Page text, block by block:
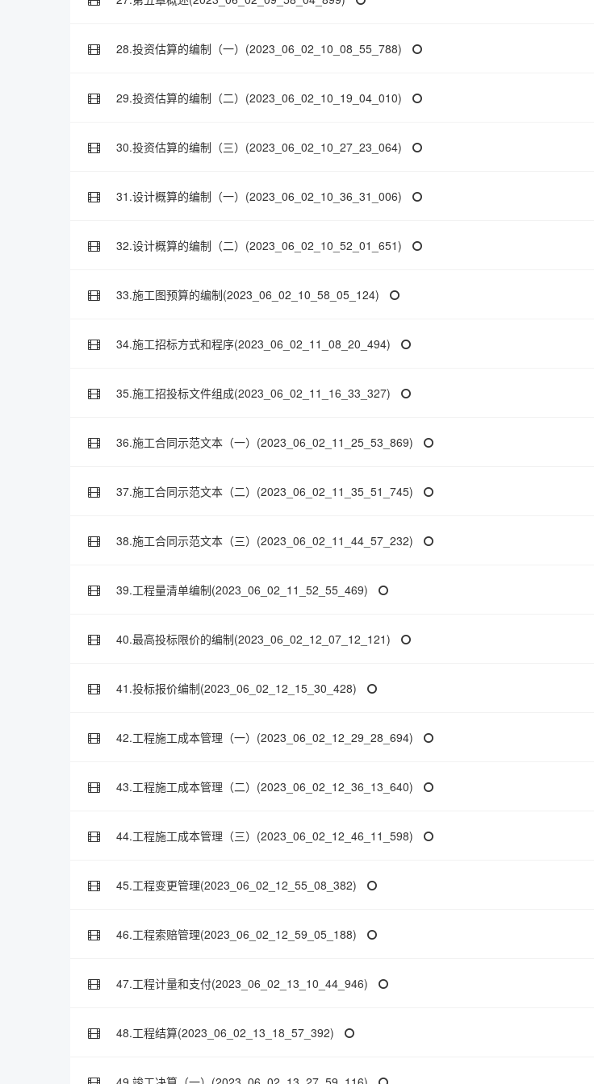
28.投资估算的编制（一）(2023_06_02_10_08_55_788)
29.投资估算的编制（二）(2023_06_02_10_19_04_010)
30.投资估算的编制（三）(2023_06_02_10_27_23_064)
31.设计概算的编制（一）(2023_06_02_10_36_31_006)
32.设计概算的编制（二）(2023_06_02_10_52_01_651)
33.施工图预算的编制(2023_06_02_10_58_05_124)
34.施工招标方式和程序(2023_06_02_11_08_20_494)
35.施工招投标文件组成(2023_06_02_11_16_33_327)
36.施工合同示范文本（一）(2023_06_02_11_25_53_869)
37.施工合同示范文本（二）(2023_06_02_11_35_51_745)
38.施工合同示范文本（三）(2023_06_02_11_44_57_232)
39.工程量清单编制(2023_06_02_11_52_55_469)
40.最高投标限价的编制(2023_06_02_12_07_12_121)
41.投标报价编制(2023_06_02_12_15_30_428)
42.工程施工成本管理（一）(2023_06_02_12_29_28_694)
43.工程施工成本管理（二）(2023_06_02_12_36_13_640)
44.工程施工成本管理（三）(2023_06_02_12_46_11_598)
45.工程变更管理(2023_06_02_12_55_08_382)
46.工程索赔管理(2023_06_02_12_59_05_188)
47.工程计量和支付(2023_06_02_13_10_44_946)
48.工程结算(2023_06_02_13_18_57_392)